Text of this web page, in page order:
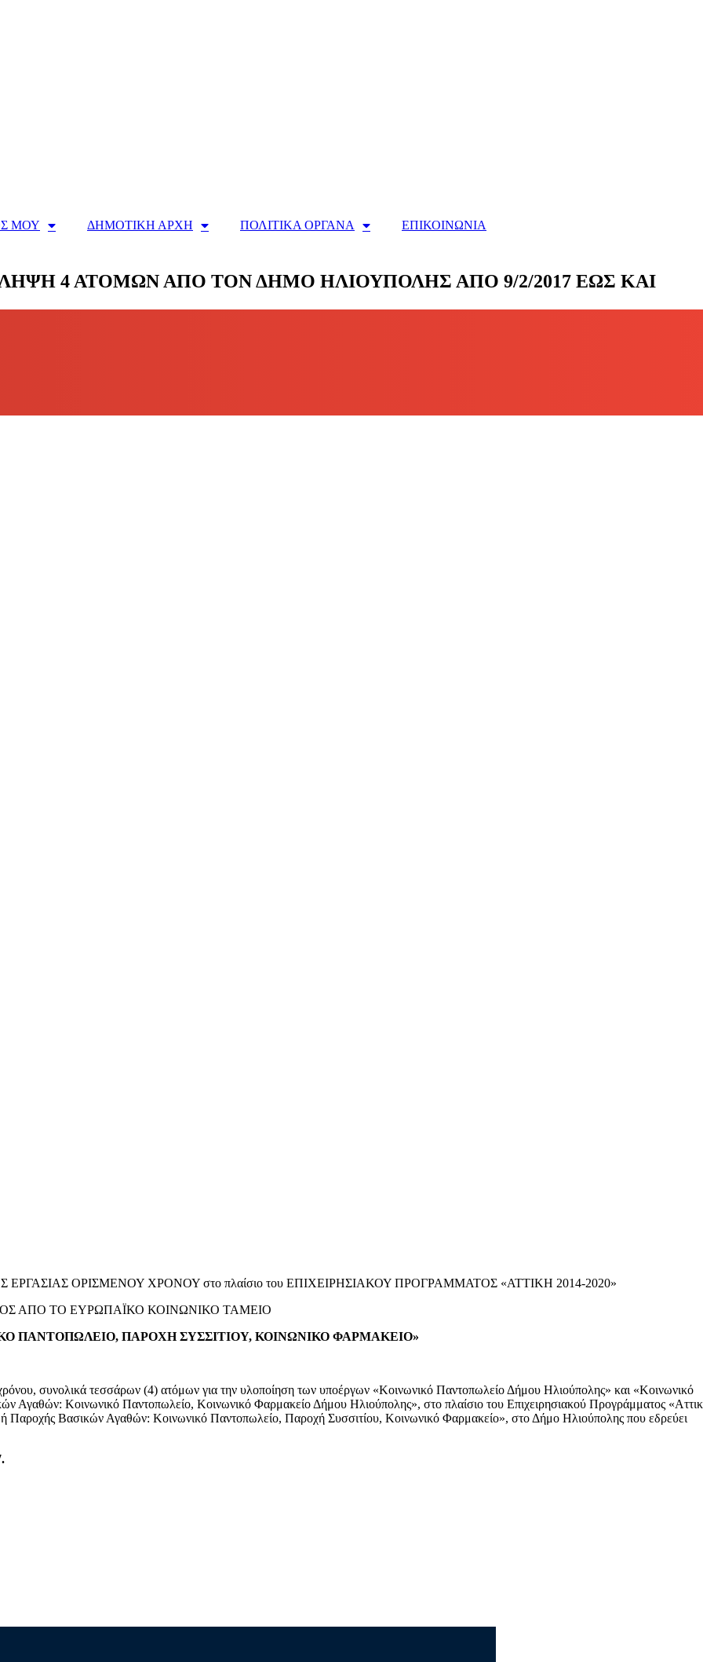
ΜΟΥ ΔΗΜΟΤΙΚΗ ΑΡΧΗ ΠΟΛΙΤΙΚΑ ΟΡΓΑΝΑ
ΕΠΙΚΟΙΝΩΝΙΑ
4 ΑΤΟΜΩΝ ΑΠΟ ΤΟΝ ΔΗΜΟ ΗΛΙΟΥΠΟΛΗΣ ΑΠΟ 9/2/2017 ΕΩΣ ΚΑΙ
ΕΡΓΑΣΙΑΣ ΟΡΙΣΜΕΝΟΥ ΧΡΟΝΟΥ στο πλαίσιο του ΕΠΙΧΕΙΡΗΣΙΑΚΟΥ ΠΡΟΓΡΑΜΜΑΤΟΣ «ΑΤΤΙΚΗ 2014-2020»
ΑΠΟ ΤΟ ΕΥΡΩΠΑΪΚΟ ΚΟΙΝΩΝΙΚΟ ΤΑΜΕΙΟ
ΠΑΝΤΟΠΩΛΕΙΟ, ΠΑΡΟΧΗ ΣΥΣΣΙΤΙΟΥ, ΚΟΙΝΩΝΙΚΟ ΦΑΡΜΑΚΕΙΟ»
συνολικά τεσσάρων (4) ατόμων για την υλοποίηση των υποέργων «Κοινωνικό Παντοπωλείο Δήμου Ηλιούπολης» και «Κοινωνικό
Αγαθών: Κοινωνικό Παντοπωλείο, Κοινωνικό Φαρμακείο Δήμου Ηλιούπολης», στο πλαίσιο του Επιχειρησιακού Προγράμματος
Βασικών Αγαθών: Κοινωνικό Παντοπωλείο, Παροχή Συσσιτίου, Κοινωνικό Φαρμακείο», στο Δήμο Ηλιούπολης που εδρεύει